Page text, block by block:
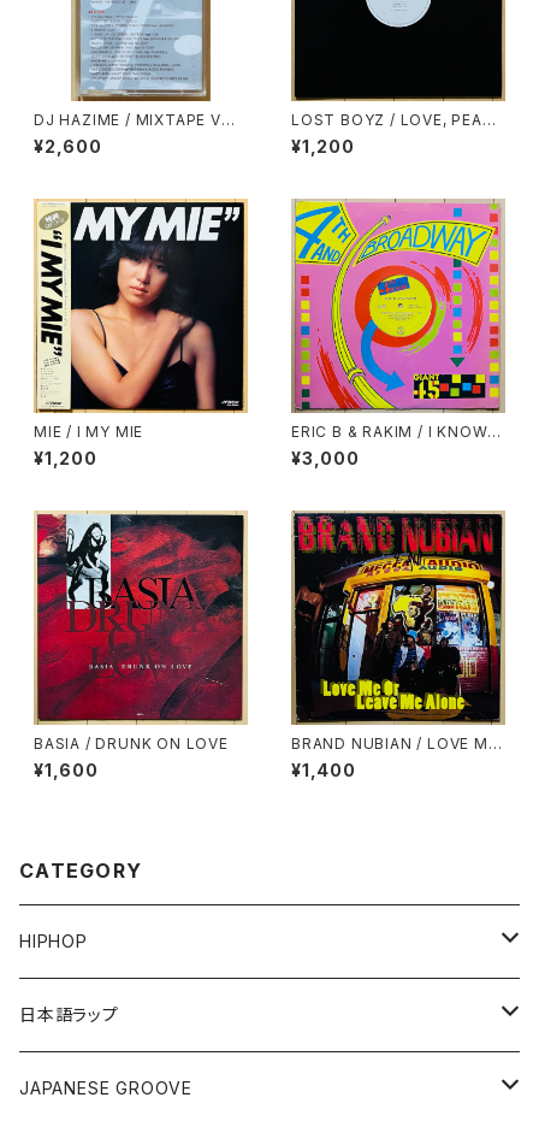
DJ HAZIME / MIXTAPE VOL.
10
¥2,600
LOST BOYZ / LOVE, PEACE
& NAPPINESS
¥1,200
MIE / I MY MIE
¥1,200
ERIC B & RAKIM / I KNOW Y
OU GOT SOUL
¥3,000
BASIA / DRUNK ON LOVE
¥1,600
BRAND NUBIAN / LOVE ME
OR LEAVE ME ALONE
¥1,400
CATEGORY
HIPHOP
12"/7"
80'S OLD SCHOOL
LP
日本語ラップ
12"/7"
JAPANESE GROOVE